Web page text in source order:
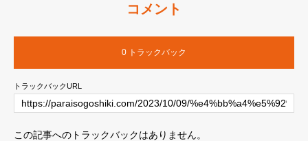
コメント
0 トラックバック
トラックバックURL
この記事へのトラックバックはありません。